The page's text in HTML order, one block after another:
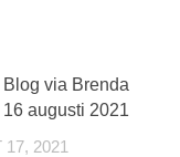
Blog via Brenda
16 augusti 2021
2021